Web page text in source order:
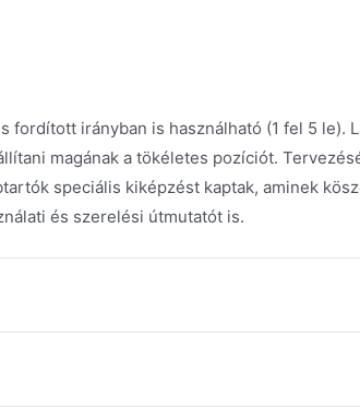
fordított irányban is használható (1 fel 5
magának a tökéletes pozíciót.
speciális kiképzést kaptak, aminek
és szerelési útmutatót is.